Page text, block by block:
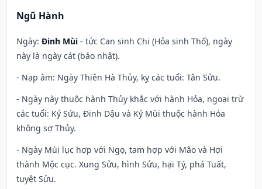
Ngũ Hành
Ngày: Đinh Mùi - tức Can sinh Chi (Hỏa sinh Thổ), ngày
này là ngày cát (bảo nhật).
- Nạp âm: Ngày Thiên Hà Thủy, kỵ các tuổi: Tân Sửu.
- Ngày này thuộc hành Thủy khắc với hành Hỏa, ngoại trừ
các tuổi: Kỷ Sửu, Đinh Dậu và Kỷ Mùi thuộc hành Hỏa
không sợ Thủy.
- Ngày Mùi lục hợp với Ngọ, tam hợp với Mão và Hợi
thành Mộc cục. Xung Sửu, hình Sửu, hại Tý, phá Tuất,
tuyệt Sửu.